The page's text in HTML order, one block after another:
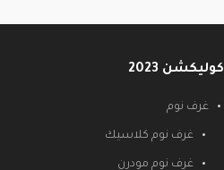
كوليكشن 2023
غرف نوم
غرف نوم كلاسيك
غرف نوم مودرن